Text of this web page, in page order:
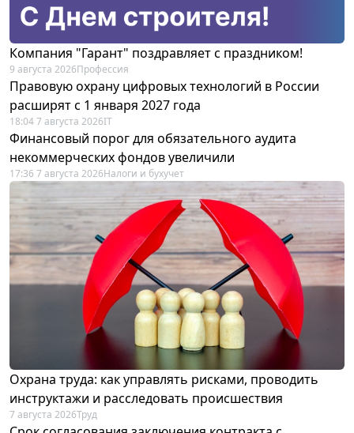
Компания "Гарант" поздравляет с праздником!
9 августа 2026Профессия
Правовую охрану цифровых технологий в России
расширят с 1 января 2027 года
18:04 7 августа 2026IT
Финансовый порог для обязательного аудита
некоммерческих фондов увеличили
17:36 7 августа 2026Налоги и бухучет
Охрана труда: как управлять рисками, проводить
инструктажи и расследовать происшествия
7 августа 2026Труд